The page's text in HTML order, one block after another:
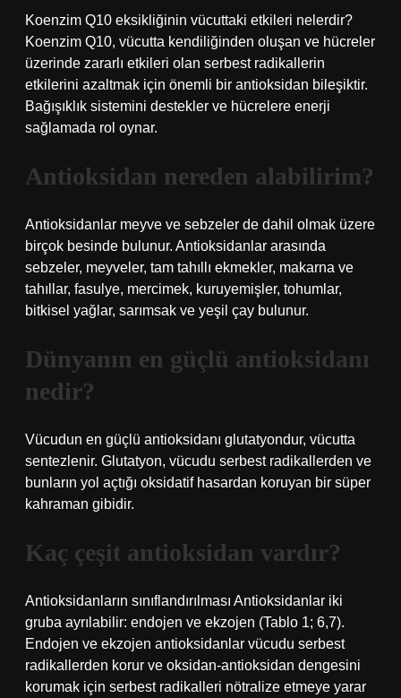
Koenzim Q10 eksikliğinin vücuttaki etkileri nelerdir?
Koenzim Q10, vücutta kendiliğinden oluşan ve hücreler
üzerinde zararlı etkileri olan serbest radikallerin
etkilerini azaltmak için önemli bir antioksidan bileşiktir.
Bağışıklık sistemini destekler ve hücrelere enerji
sağlamada rol oynar.
Antioksidan nereden alabilirim?
Antioksidanlar meyve ve sebzeler de dahil olmak üzere
birçok besinde bulunur. Antioksidanlar arasında
sebzeler, meyveler, tam tahıllı ekmekler, makarna ve
tahıllar, fasulye, mercimek, kuruyemişler, tohumlar,
bitkisel yağlar, sarımsak ve yeşil çay bulunur.
Dünyanın en güçlü antioksidanı
nedir?
Vücudun en güçlü antioksidanı glutatyondur, vücutta
sentezlenir. Glutatyon, vücudu serbest radikallerden ve
bunların yol açtığı oksidatif hasardan koruyan bir süper
kahraman gibidir.
Kaç çeşit antioksidan vardır?
Antioksidanların sınıflandırılması Antioksidanlar iki
gruba ayrılabilir: endojen ve ekzojen (Tablo 1; 6,7).
Endojen ve ekzojen antioksidanlar vücudu serbest
radikallerden korur ve oksidan-antioksidan dengesini
korumak için serbest radikalleri nötralize etmeye yarar